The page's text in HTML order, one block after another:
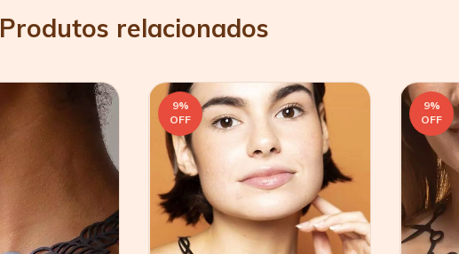
Produtos relacionados
9%
OFF
9%
OFF